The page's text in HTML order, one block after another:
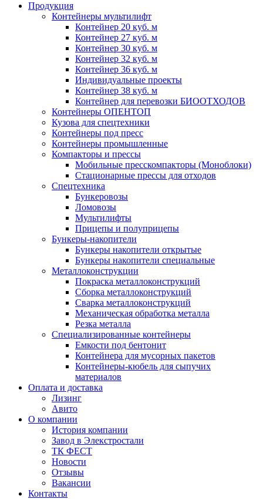
Продукция
Контейнеры мультилифт
Контейнер 20 куб. м
Контейнер 27 куб. м
Контейнер 30 куб. м
Контейнер 32 куб. м
Контейнер 36 куб. м
Индивидуальные проекты
Контейнер 38 куб. м
Контейнер для перевозки БИООТХОДОВ
Контейнеры ОПЕНТОП
Кузова для спецтехники
Контейнеры под пресс
Контейнеры промышленные
Компакторы и прессы
Мобильные пресскомпакторы (Моноблоки)
Стационарные прессы для отходов
Спецтехника
Бункеровозы
Ломовозы
Мультилифты
Прицепы и полуприцепы
Бункеры-накопители
Бункеры накопители открытые
Бункеры накопители специальные
Металлоконструкции
Покраска металлоконструкций
Сборка металлоконструкций
Сварка металлоконструкций
Механическая обработка металла
Резка металла
Специализированные контейнеры
Емкости под бентонит
Контейнера для мусорных пакетов
Контейнеры-кюбель для сыпучих
материалов
Оплата и доставка
Лизинг
Авито
О компании
История компании
Завод в Элекстростали
ТК ФЕСТ
Новости
Отзывы
Вакансии
Контакты